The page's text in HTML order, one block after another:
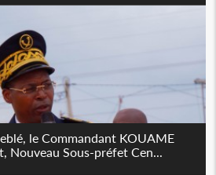
le Commandant KOUAME
Nouveau Sous-préfet Cen...